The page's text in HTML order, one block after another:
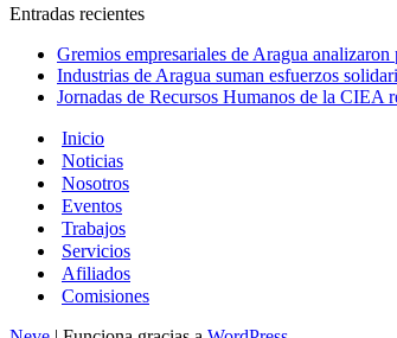
Entradas recientes
Gremios empresariales de Aragua
Industrias de Aragua suman esfuerzos
Jornadas de Recursos Humanos de la CIEA
Inicio
Noticias
Nosotros
Eventos
Trabajos
Servicios
Afiliados
Comisiones